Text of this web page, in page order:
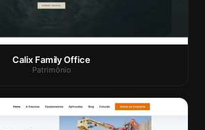
Calix Family Office
Patrimônio